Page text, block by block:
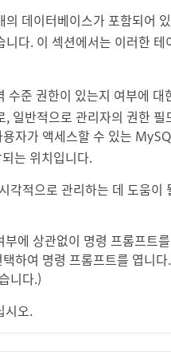
의 데이터베이스가 포함되어
다. 이 섹션에서는 이러한 테
준 권한이 있는지 여부에 대
일반적으로 관리자의 권한 필
자가 액세스할 수 있는
는 위치입니다.
각적으로 관리하는 데 도움이
에 상관없이 명령 프롬프트
여 명령 프롬프트를 엽니다
니다.)
시오.